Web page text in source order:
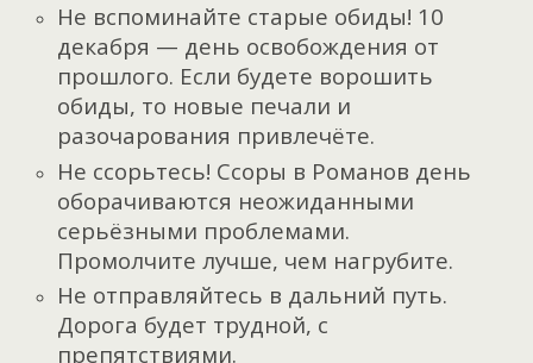
Не вспоминайте старые обиды! 10
декабря — день освобождения от
прошлого. Если будете ворошить
обиды, то новые печали и
разочарования привлечёте.
Не ссорьтесь! Ссоры в Романов день
оборачиваются неожиданными
серьёзными проблемами.
Промолчите лучше, чем нагрубите.
Не отправляйтесь в дальний путь.
Дорога будет трудной, с
препятствиями.